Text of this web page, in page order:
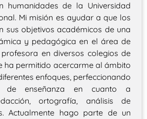
humanidades de la Universidad
Mi misión es ayudar a que los
sus objetivos académicos de una
y pedagógica en el área de
en diversos colegios de
ha permitido acercarme al ámbito
enfoques, perfeccionando
de enseñanza en cuanto a
ortografía, análisis de
Actualmente hago parte de un